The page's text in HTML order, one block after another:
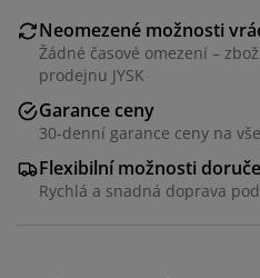
Neomezené možnosti
Žádné časové omezení –
prodejnu JYSK
Garance ceny
30-denní garance ceny na
Flexibilní možnosti
Rychlá a snadná doprava
Personalizujeme váš